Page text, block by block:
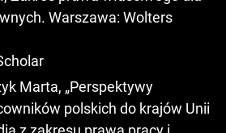
Warszawa: Wolters
Marta, „Perspektywy
polskich do krajów Unii